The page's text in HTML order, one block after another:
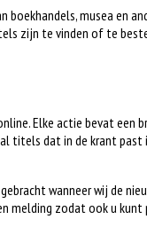
boekhandels, musea en
zijn te vinden of te
Elke actie bevat een
titels dat in de krant past
wanneer wij de
melding zodat ook u kunt